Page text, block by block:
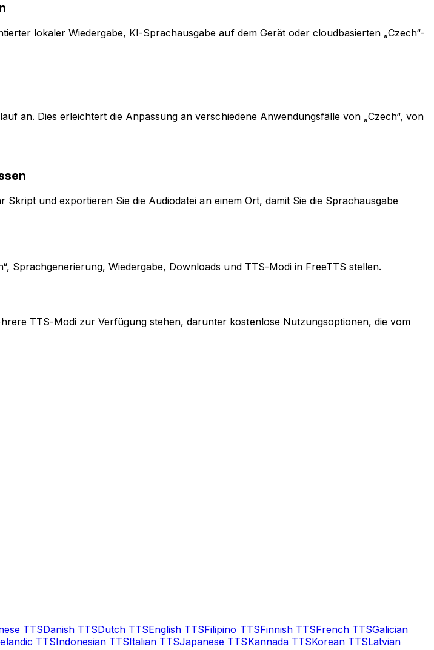
lokaler Wiedergabe, KI-Sprachausgabe auf dem Gerät oder cloudbasierten „Czech“-
an. Dies erleichtert die Anpassung an verschiedene Anwendungsfälle von „Czech“, von
und exportieren Sie die Audiodatei an einem Ort, damit Sie die Sprachausgabe
Sprachgenerierung, Wiedergabe, Downloads und TTS-Modi in FreeTTS stellen.
TTS-Modi zur Verfügung stehen, darunter kostenlose Nutzungsoptionen, die vom
TTSDanishTTSDutch TTSEnglish TTSFilipino TTSFinnishTTSFrenchTTSGalician
TTSIndonesianTTSItalian TTSJapanese TTSKannadaTTSKoreanTTSLatvian